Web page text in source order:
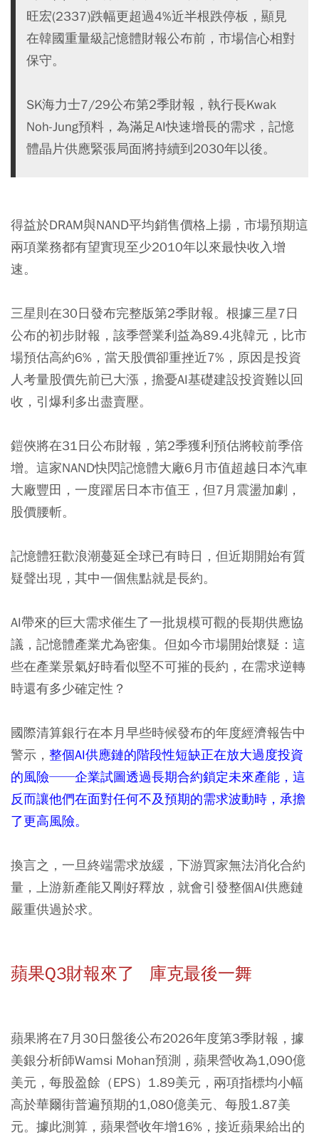
旺宏(2337)跌幅更超過4%近半根跌停板，顯見
在韓國重量級記憶體財報公布前，市場信心相對
保守。
SK海力士7/29公布第2季財報，執行長Kwak
Noh-Jung預料，為滿足AI快速增長的需求，記憶
體晶片供應緊張局面將持續到2030年以後。
得益於DRAM與NAND平均銷售價格上揚，市場預期這
兩項業務都有望實現至少2010年以來最快收入增
速。
三星則在30日發布完整版第2季財報。根據三星7日
公布的初步財報，該季營業利益為89.4兆韓元，比市
場預估高約6%，當天股價卻重挫近7%，原因是投資
人考量股價先前已大漲，擔憂AI基礎建設投資難以回
收，引爆利多出盡賣壓。
鎧俠將在31日公布財報，第2季獲利預估將較前季倍
增。這家NAND快閃記憶體大廠6月市值超越日本汽車
大廠豐田，一度躍居日本市值王，但7月震盪加劇，
股價腰斬。
記憶體狂歡浪潮蔓延全球已有時日，但近期開始有質
疑聲出現，其中一個焦點就是長約。
AI帶來的巨大需求催生了一批規模可觀的長期供應協
議，記憶體產業尤為密集。但如今市場開始懷疑：這
些在產業景氣好時看似堅不可摧的長約，在需求逆轉
時還有多少確定性？
國際清算銀行在本月早些時候發布的年度經濟報告中
警示， 整個AI供應鏈的階段性短缺正在放大過度投資
的風險──企業試圖透過長期合約鎖定未來產能，這
反而讓他們在面對任何不及預期的需求波動時，承擔
了更高風險。
換言之，一旦終端需求放緩，下游買家無法消化合約
量，上游新產能又剛好釋放，就會引發整個AI供應鏈
嚴重供過於求。
蘋果Q3財報來了 庫克最後一舞
蘋果將在7月30日盤後公布2026年度第3季財報，據
美銀分析師Wamsi Mohan預測，蘋果營收為1,090億
美元，每股盈餘（EPS）1.89美元，兩項指標均小幅
高於華爾街普遍預期的1,080億美元、每股1.87美
元。據此測算，蘋果營收年增16%，接近蘋果給出的